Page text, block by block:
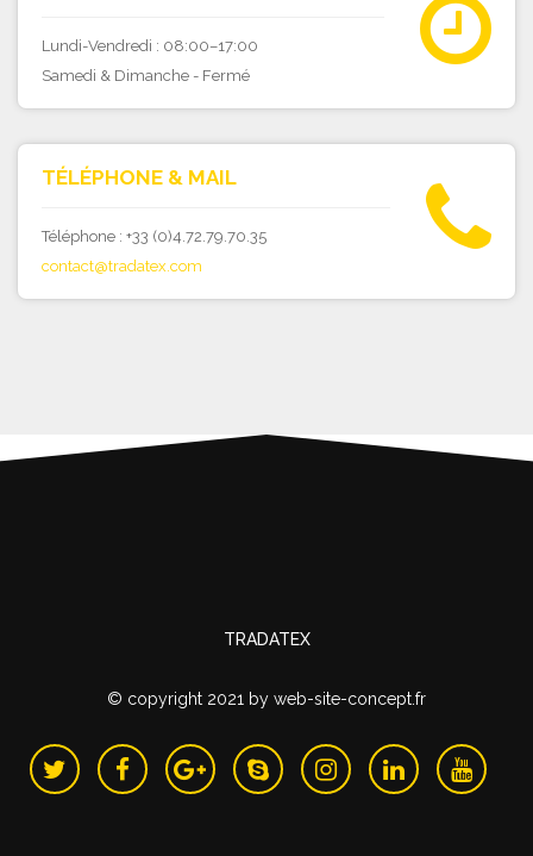
Lundi-Vendredi : 08:00–17:00
Samedi & Dimanche - Fermé
TÉLÉPHONE & MAIL
Téléphone : +33 (0)4.72.79.70.35
contact@tradatex.com
TRADATEX
© copyright 2021 by web-site-concept.fr